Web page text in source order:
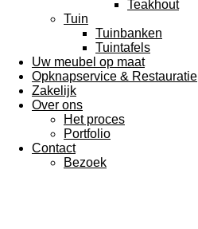
Teakhout
Tuin
Tuinbanken
Tuintafels
Uw meubel op maat
Opknapservice & Restauratie
Zakelijk
Over ons
Het proces
Portfolio
Contact
Bezoek